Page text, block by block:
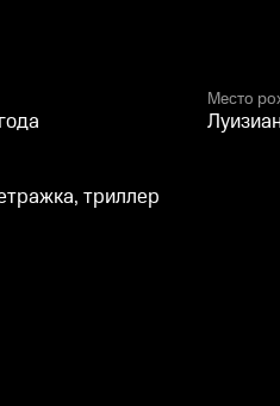
Место
триллер